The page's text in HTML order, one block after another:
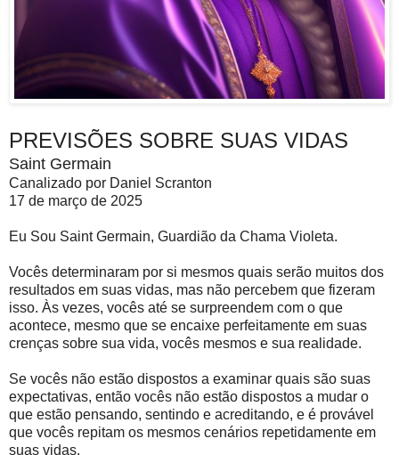
PREVISÕES SOBRE SUAS VIDAS
Saint Germain
Canalizado por Daniel Scranton
17 de março de 2025
Eu Sou Saint Germain, Guardião da Chama Violeta.
Vocês determinaram por si mesmos quais serão muitos dos
resultados em suas vidas, mas não percebem que fizeram
isso. Às vezes, vocês até se surpreendem com o que
acontece, mesmo que se encaixe perfeitamente em suas
crenças sobre sua vida, vocês mesmos e sua realidade.
Se vocês não estão dispostos a examinar quais são suas
expectativas, então vocês não estão dispostos a mudar o
que estão pensando, sentindo e acreditando, e é provável
que vocês repitam os mesmos cenários repetidamente em
suas vidas.